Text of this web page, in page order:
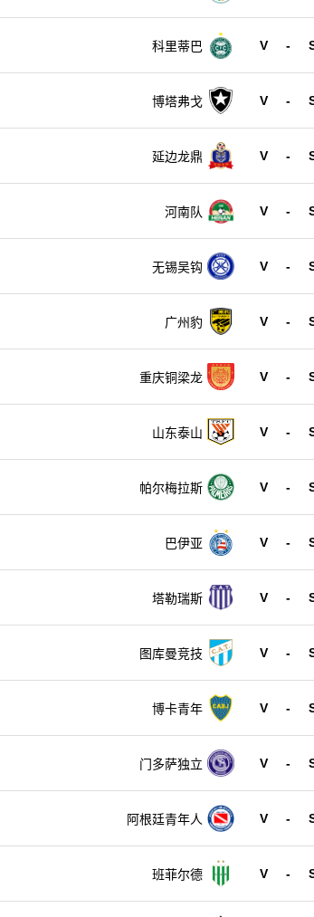
科里蒂巴 V -
博塔弗戈 V -
延边龙鼎 V -
河南队 V -
无锡吴钩 V -
广州豹 V -
重庆铜梁龙 V -
山东泰山 V -
帕尔梅拉斯 V -
巴伊亚 V -
塔勒瑞斯 V -
图库曼竞技 V -
博卡青年 V -
门多萨独立 V -
阿根廷青年人 V -
班菲尔德 V -